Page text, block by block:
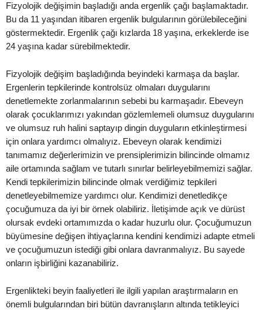
Fizyolojik değişimin başladığı anda ergenlik çağı başlamaktadır.
Bu da 11 yaşından itibaren ergenlik bulgularının görülebileceğini
göstermektedir. Ergenlik çağı kızlarda 18 yaşına, erkeklerde ise
24 yaşına kadar sürebilmektedir.
Fizyolojik değişim başladığında beyindeki karmaşa da başlar.
Ergenlerin tepkilerinde kontrolsüz olmaları duygularını
denetlemekte zorlanmalarının sebebi bu karmaşadır. Ebeveyn
olarak çocuklarımızı yakından gözlemlemeli olumsuz duygularını
ve olumsuz ruh halini saptayıp dingin duyguların etkinleştirmesi
için onlara yardımcı olmalıyız. Ebeveyn olarak kendimizi
tanımamız değerlerimizin ve prensiplerimizin bilincinde olmamız
aile ortamında sağlam ve tutarlı sınırlar belirleyebilmemizi sağlar.
Kendi tepkilerimizin bilincinde olmak verdiğimiz tepkileri
denetleyebilmemize yardımcı olur. Kendimizi denetledikçe
çocuğumuza da iyi bir örnek olabiliriz. İletişimde açık ve dürüst
olursak evdeki ortamımızda o kadar huzurlu olur. Çocuğumuzun
büyümesine değişen ihtiyaçlarına kendini kendimizi adapte etmeli
ve çocuğumuzun istediği gibi onlara davranmalıyız. Bu sayede
onların işbirliğini kazanabiliriz.
Ergenlikteki beyin faaliyetleri ile ilgili yapılan araştırmaların en
önemli bulgularından biri bütün davranışların altında tetikleyici